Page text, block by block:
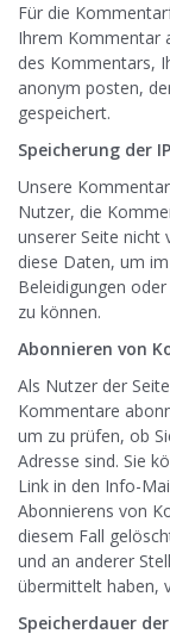
Für die
Ihrem Kommentar
des Kommentars,
anonym posten,
gespeichert.
Speicherung der
Unsere
Nutzer, die
unserer Seite nicht
diese Daten, um
Beleidigungen
zu können.
Abonnieren von
Als Nutzer der
Kommentare
um zu prüfen, ob
Adresse sind. Sie
Link in den Info-
Abonnierens von
diesem Fall
und an anderer
übermittelt haben,
Speicherdauer